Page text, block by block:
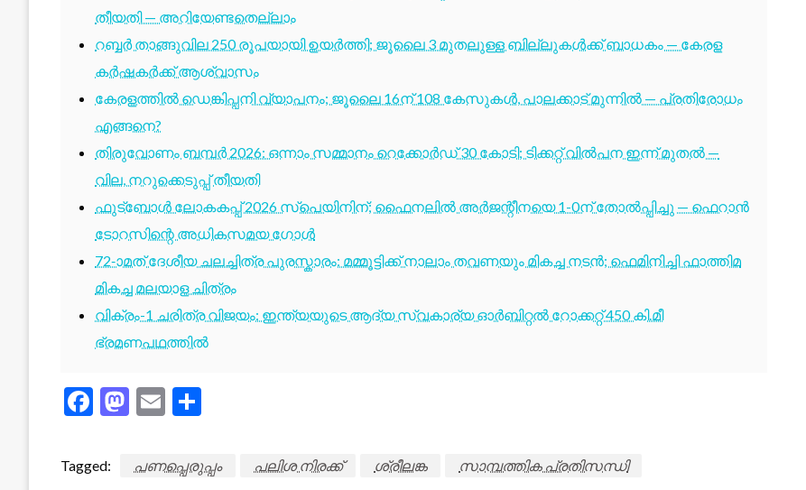
തീയതി — അറിയേണ്ടതെല്ലാം
റബ്ബർ താങ്ങുവില 250 രൂപയായി ഉയർത്തി; ജൂലൈ 3 മുതലുള്ള ബില്ലുകൾക്ക് ബാധകം — കേരള
കർഷകർക്ക് ആശ്വാസം
കേരളത്തിൽ ഡെങ്കിപ്പനി വ്യാപനം; ജൂലൈ 16ന് 108 കേസുകൾ, പാലക്കാട് മുന്നിൽ — പ്രതിരോധം
എങ്ങനെ?
തിരുവോണം ബമ്പർ 2026: ഒന്നാം സമ്മാനം റെക്കോർഡ് 30 കോടി; ടിക്കറ്റ് വിൽപന ഇന്ന് മുതൽ —
വില, നറുക്കെടുപ്പ് തീയതി
ഫുട്ബോൾ ലോകകപ്പ് 2026 സ്പെയിനിന്; ഫൈനലിൽ അർജന്റീനയെ 1-0ന് തോൽപ്പിച്ചു — ഫെറാൻ
ടോറസിന്റെ അധികസമയ ഗോൾ
72-ാമത് ദേശീയ ചലച്ചിത്ര പുരസ്കാരം: മമ്മൂട്ടിക്ക് നാലാം തവണയും മികച്ച നടൻ; ഫെമിനിച്ചി ഫാത്തിമ
മികച്ച മലയാള ചിത്രം
വിക്രം-1 ചരിത്ര വിജയം: ഇന്ത്യയുടെ ആദ്യ സ്വകാര്യ ഓർബിറ്റൽ റോക്കറ്റ് 450 കി.മീ
ഭ്രമണപഥത്തിൽ
Facebook
Mastodon
Email
Tagged: പണപ്പെരുപ്പം പലിശ നിരക്ക് ശ്രീലങ്ക സാമ്പത്തിക പ്രതിസന്ധി